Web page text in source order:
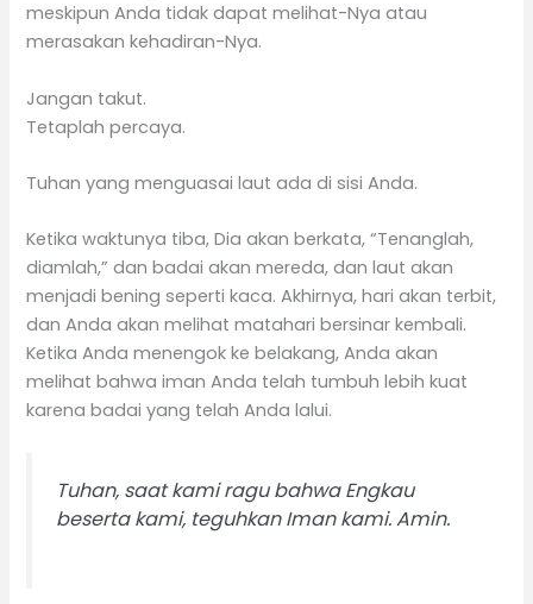
meskipun Anda tidak dapat melihat-Nya atau
merasakan kehadiran-Nya.
Jangan takut.
Tetaplah percaya.
Tuhan yang menguasai laut ada di sisi Anda.
Ketika waktunya tiba, Dia akan berkata, “Tenanglah,
diamlah,” dan badai akan mereda, dan laut akan
menjadi bening seperti kaca. Akhirnya, hari akan terbit,
dan Anda akan melihat matahari bersinar kembali.
Ketika Anda menengok ke belakang, Anda akan
melihat bahwa iman Anda telah tumbuh lebih kuat
karena badai yang telah Anda lalui.
Tuhan, saat kami ragu bahwa Engkau
beserta kami, teguhkan Iman kami. Amin.